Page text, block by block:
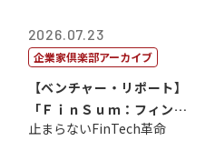
2026.07.23
企業家倶楽部アーカイブ
【ベンチャー・リポート】
「ＦｉｎＳｕｍ：フィンテ
ック・サミッ...
止まらないFinTech革命